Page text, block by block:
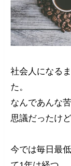
社会人になる
た。
なんであんな
思議だったけ
今では毎日最